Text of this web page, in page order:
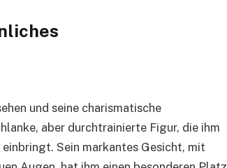
und seine charismatische
aber durchtrainierte Figur, die ihm
Sein markantes Gesicht, mit